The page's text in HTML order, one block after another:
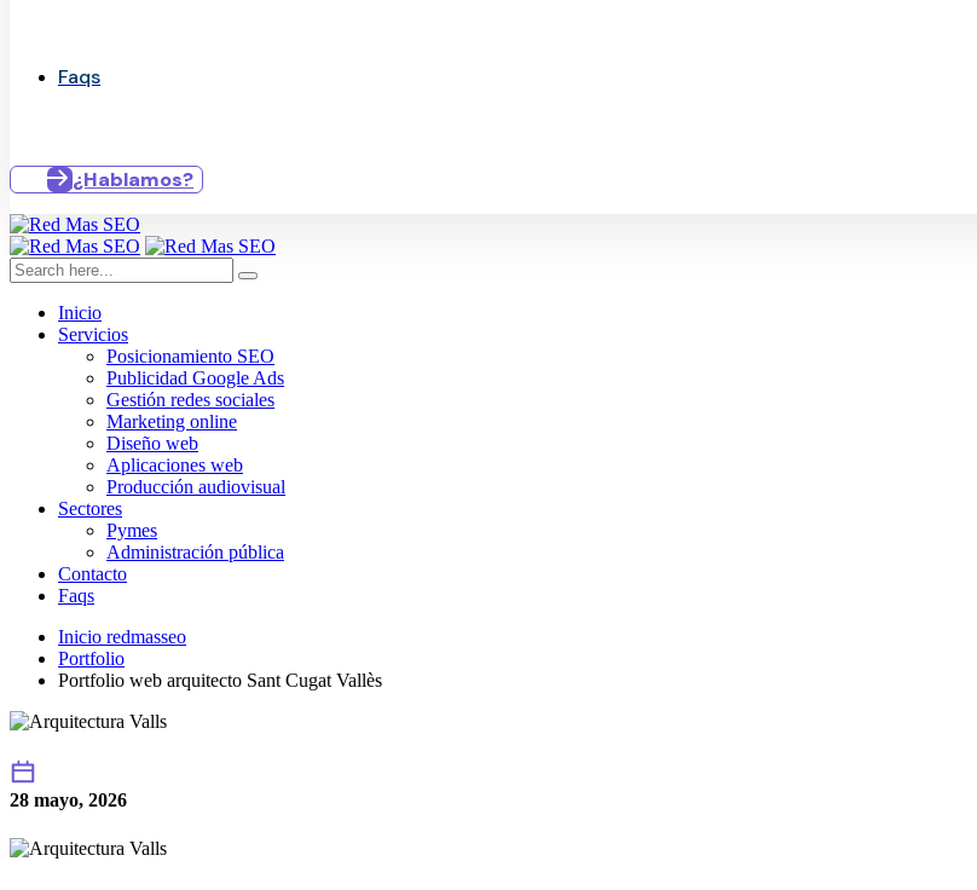
Faqs
¿Hablamos?
Inicio
Servicios
Posicionamiento SEO
Publicidad Google Ads
Gestión redes sociales
Marketing online
Diseño web
Aplicaciones web
Producción audiovisual
Sectores
Pymes
Administración pública
Contacto
Faqs
Inicio redmasseo
Portfolio
Portfolio web arquitecto Sant Cugat Vallès
28 mayo, 2026